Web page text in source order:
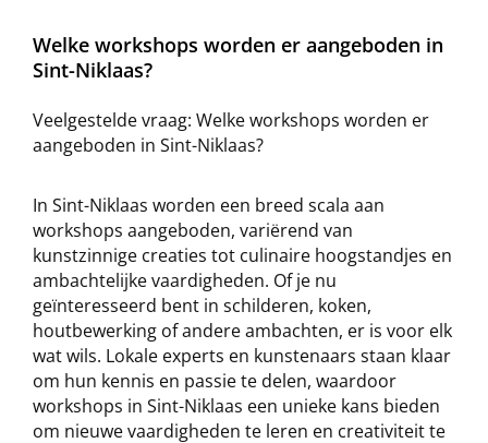
Welke workshops worden er aangeboden in
Sint-Niklaas?
Veelgestelde vraag: Welke workshops worden er
aangeboden in Sint-Niklaas?
In Sint-Niklaas worden een breed scala aan
workshops aangeboden, variërend van
kunstzinnige creaties tot culinaire hoogstandjes en
ambachtelijke vaardigheden. Of je nu
geïnteresseerd bent in schilderen, koken,
houtbewerking of andere ambachten, er is voor elk
wat wils. Lokale experts en kunstenaars staan klaar
om hun kennis en passie te delen, waardoor
workshops in Sint-Niklaas een unieke kans bieden
om nieuwe vaardigheden te leren en creativiteit te